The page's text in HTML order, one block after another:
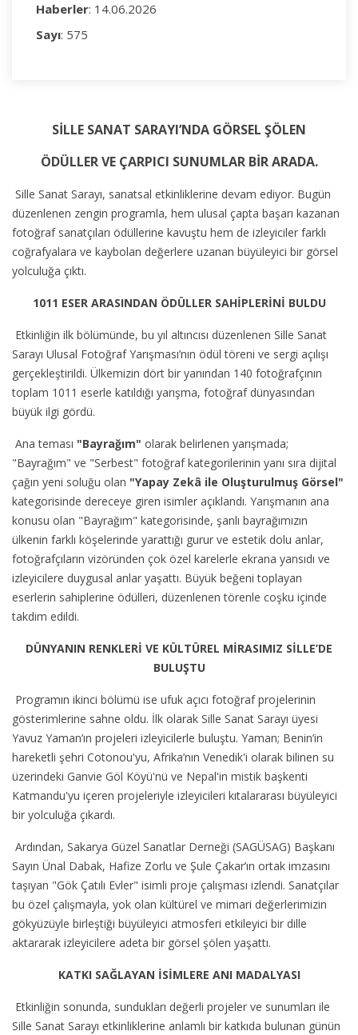
Haberler: 14.06.2026
Sayı: 575
SİLLE SANAT SARAYI’NDA GÖRSEL ŞÖLEN
ÖDÜLLER VE ÇARPICI SUNUMLAR BİR ARADA.
Sille Sanat Sarayı, sanatsal etkinliklerine devam ediyor. Bugün
düzenlenen zengin programla, hem ulusal çapta başarı kazanan
fotoğraf sanatçıları ödüllerine kavuştu hem de izleyiciler farklı
coğrafyalara ve kaybolan değerlere uzanan büyüleyici bir görsel
yolculuğa çıktı.
1011 ESER ARASINDAN ÖDÜLLER SAHİPLERİNİ BULDU
Etkinliğin ilk bölümünde, bu yıl altıncısı düzenlenen Sille Sanat
Sarayı Ulusal Fotoğraf Yarışması’nın ödül töreni ve sergi açılışı
gerçekleştirildi. Ülkemizin dört bir yanından 140 fotoğrafçının
toplam 1011 eserle katıldığı yarışma, fotoğraf dünyasından
büyük ilgi gördü.
Ana teması "Bayrağım" olarak belirlenen yarışmada;
"Bayrağım" ve "Serbest" fotoğraf kategorilerinin yanı sıra dijital
çağın yeni soluğu olan "Yapay Zekâ ile Oluşturulmuş Görsel"
kategorisinde dereceye giren isimler açıklandı. Yarışmanın ana
konusu olan "Bayrağım" kategorisinde, şanlı bayrağımızın
ülkenin farklı köşelerinde yarattığı gurur ve estetik dolu anlar,
fotoğrafçıların vizöründen çok özel karelerle ekrana yansıdı ve
izleyicilere duygusal anlar yaşattı. Büyük beğeni toplayan
eserlerin sahiplerine ödülleri, düzenlenen törenle coşku içinde
takdim edildi.
DÜNYANIN RENKLERİ VE KÜLTÜREL MİRASIMIZ SİLLE’DE
BULUŞTU
Programın ikinci bölümü ise ufuk açıcı fotoğraf projelerinin
gösterimlerine sahne oldu. İlk olarak Sille Sanat Sarayı üyesi
Yavuz Yaman’ın projeleri izleyicilerle buluştu. Yaman; Benin’in
hareketli şehri Cotonou'yu, Afrika’nın Venedik'i olarak bilinen su
üzerindeki Ganvie Göl Köyü'nü ve Nepal'in mistik başkenti
Katmandu'yu içeren projeleriyle izleyicileri kıtalararası büyüleyici
bir yolculuğa çıkardı.
Ardından, Sakarya Güzel Sanatlar Derneği (SAGÜSAG) Başkanı
Sayın Ünal Dabak, Hafize Zorlu ve Şule Çakar’ın ortak imzasını
taşıyan "Gök Çatılı Evler" isimli proje çalışması izlendi. Sanatçılar
bu özel çalışmayla, yok olan kültürel ve mimari değerlerimizin
gökyüzüyle birleştiği büyüleyici atmosferi etkileyici bir dille
aktararak izleyicilere adeta bir görsel şölen yaşattı.
KATKI SAĞLAYAN İSİMLERE ANI MADALYASI
Etkinliğin sonunda, sundukları değerli projeler ve sunumları ile
Sille Sanat Sarayı etkinliklerine anlamlı bir katkıda bulunan günün